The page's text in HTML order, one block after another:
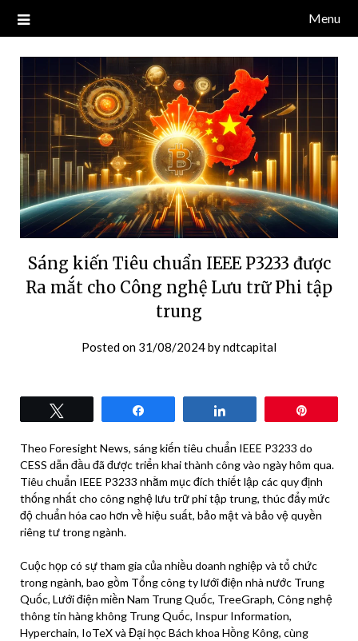
NDT CAPITAL | BLOG TIỀN
ĐIỆN TỬ CRYPTO
Blog về thị trường crypto, tiền điện tử, tiền mã hoá, công nghệ
blockchain.
Menu
Sáng kiến ​​Tiêu chuẩn IEEE P3233 được
Ra mắt cho Công nghệ Lưu trữ Phi tập
trung
Posted on 31/08/2024byndtcapital
Theo Foresight News, sáng kiến ​​tiêu chuẩn IEEE P3233 do
CESS dẫn đầu đã được triển khai thành công vào ngày hôm qua.
Tiêu chuẩn IEEE P3233 nhằm mục đích thiết lập các quy định
thống nhất cho công nghệ lưu trữ phi tập trung, thúc đẩy mức
độ chuẩn hóa cao hơn về hiệu suất, bảo mật và bảo vệ quyền
riêng tư trong ngành.
Cuộc họp có sự tham gia của nhiều doanh nghiệp và tổ chức
trong ngành, bao gồm Tổng công ty lưới điện nhà nước Trung
Quốc, Lưới điện miền Nam Trung Quốc, TreeGraph, Công nghệ
thông tin hàng không Trung Quốc, Inspur Information,
Hyperchain, IoTeX và Đại học Bách khoa Hồng Kông, cùng